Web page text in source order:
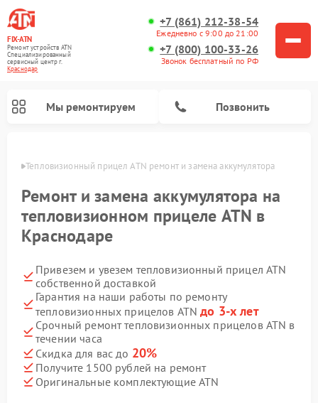
FIX-ATN
Ремонт устройств ATN
Специализированный
cервисный центр г.
Краснодар
+7 (861) 212-38-54
Ежедневно с 9:00 до 21:00
+7 (800) 100-33-26
Звонок бесплатный по РФ
Мы ремонтируем Позвонить
Тепловизионный прицел ATN ремонт и замена аккумулятора
Ремонт и замена аккумулятора на
тепловизионном прицеле ATN в
Краснодаре
Привезем и увезем тепловизионный прицел ATN
собственной доставкой
Гарантия на наши работы по ремонту
тепловизионных прицелов ATNдо 3-х лет
Срочный ремонт тепловизионных прицелов ATN в
течении часа
Скидка для вас до 20%
Получите 1500 рублей на ремонт
Оригинальные комплектующие ATN